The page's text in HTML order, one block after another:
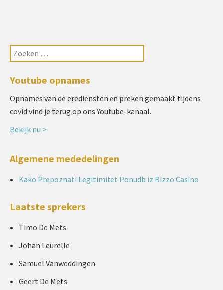
Youtube opnames
Opnames van de erediensten en preken gemaakt tijdens
covid vind je terug op ons Youtube-kanaal.
Bekijk nu >
Algemene mededelingen
Kako Prepoznati Legitimitet Ponudb iz Bizzo Casino
Laatste sprekers
Timo De Mets
Johan Leurelle
Samuel Vanweddingen
Geert De Mets